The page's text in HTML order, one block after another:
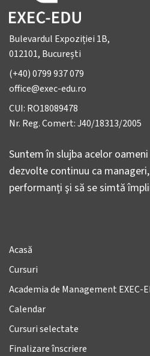
Bulevardul Expoziției 1B,
012101, București
(+40) 0799 937 079
office@exec-edu.ro
CUI: RO18089478
Nr. Reg. Comert: J40/18313/2005
Suntem în slujba acelor
dezvolte continuu ca
performanţi şi să se simtă
Acasă
Cursuri
Academia de Management EXEC-
Calendar
Cursuri selectate
Finalizare înscriere